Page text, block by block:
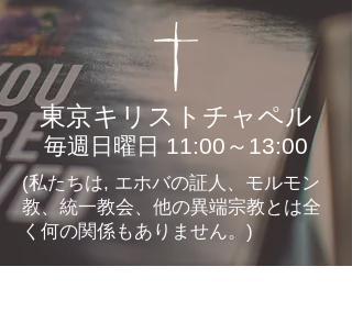
東京キリストチャペル
毎週日曜日 11:00～13:00
(私たちは, エホバの証人、モルモン
教、統一教会、他の異端宗教とは全
く何の関係もありません。)